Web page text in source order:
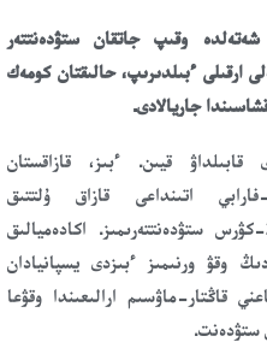
شەتەلدە وقىپ جاتقان ستۋدەنتتەر
ارقىلى ءبىلدىرىپ، حالىقتان كومەك
جاريالادى.
قيىن. ءبىز، قازاقستان
فارابي اتىنداعى قازاق ۇلتتىق
ۋنيۆەرسيتەتىنىڭ زاڭ فاكۋلتەتىنىڭ 2-كۋرس ستۋدەنتتەرىمىز. اكادەميالىق
وقۋ ورنىمىز ءبىزدى يسپانيادان
قاڭتار-ماۋسىم ارالىعىندا وقۋعا
ستۋدەنت.